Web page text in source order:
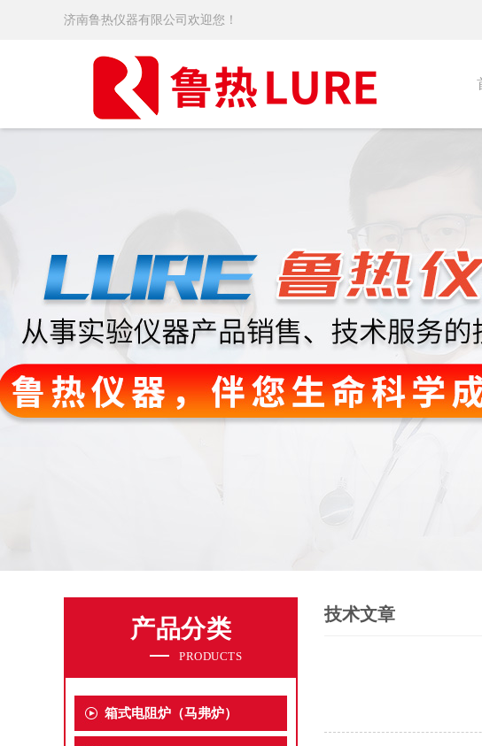
济南鲁热仪器有限公司欢迎您！
产品分类
PRODUCTS
箱式电阻炉（马弗炉）
技术文章